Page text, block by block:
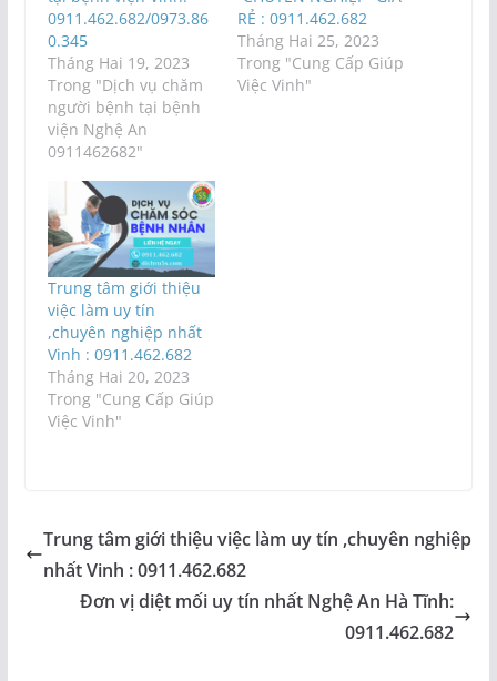
0911.462.682/0973.86
0.345
Tháng Hai 19, 2023
Trong "Dịch vụ chăm
người bệnh tại bệnh
viện Nghệ An
0911462682"
RẺ : 0911.462.682
Tháng Hai 25, 2023
Trong "Cung Cấp Giúp
Việc Vinh"
Trung tâm giới thiệu
việc làm uy tín
,chuyên nghiệp nhất
Vinh : 0911.462.682
Tháng Hai 20, 2023
Trong "Cung Cấp Giúp
Việc Vinh"
Trung tâm giới thiệu việc làm uy tín ,chuyên nghiệp
nhất Vinh : 0911.462.682
Đơn vị diệt mối uy tín nhất Nghệ An Hà Tĩnh:
0911.462.682